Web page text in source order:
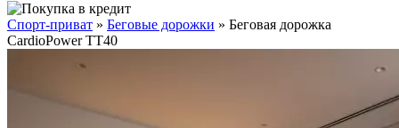
Спорт-приват » Беговые дорожки » Беговая дорожка
CardioPower TT40